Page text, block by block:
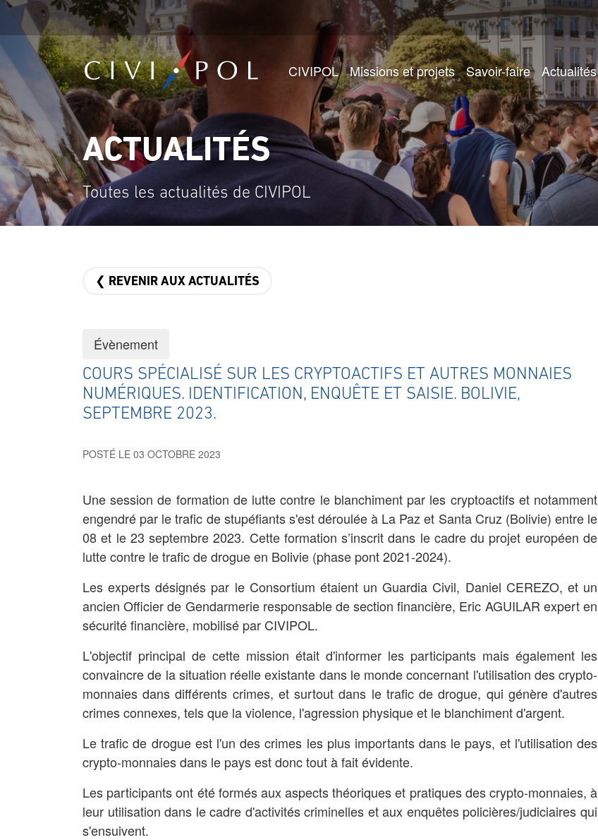
CIVIPOL Missions et projets Savoir-faire Actualités
ACTUALITÉS
Toutes les actualités de CIVIPOL
❮ REVENIR AUX ACTUALITÉS
Évènement
COURS SPÉCIALISÉ SUR LES CRYPTOACTIFS ET AUTRES MONNAIES
NUMÉRIQUES. IDENTIFICATION, ENQUÊTE ET SAISIE. BOLIVIE,
SEPTEMBRE 2023.
POSTÉ LE 03 OCTOBRE 2023
Une session de formation de lutte contre le blanchiment par les cryptoactifs et notamment
engendré par le trafic de stupéfiants s'est déroulée à La Paz et Santa Cruz (Bolivie) entre le
08 et le 23 septembre 2023. Cette formation s’inscrit dans le cadre du projet européen de
lutte contre le trafic de drogue en Bolivie (phase pont 2021-2024).
Les experts désignés par le Consortium étaient un Guardia Civil, Daniel CEREZO, et un
ancien Officier de Gendarmerie responsable de section financière, Eric AGUILAR expert en
sécurité financière, mobilisé par CIVIPOL.
L'objectif principal de cette mission était d'informer les participants mais également les
convaincre de la situation réelle existante dans le monde concernant l'utilisation des crypto-
monnaies dans différents crimes, et surtout dans le trafic de drogue, qui génère d'autres
crimes connexes, tels que la violence, l'agression physique et le blanchiment d'argent.
Le trafic de drogue est l'un des crimes les plus importants dans le pays, et l'utilisation des
crypto-monnaies dans le pays est donc tout à fait évidente.
Les participants ont été formés aux aspects théoriques et pratiques des crypto-monnaies, à
leur utilisation dans le cadre d'activités criminelles et aux enquêtes policières/judiciaires qui
s'ensuivent.